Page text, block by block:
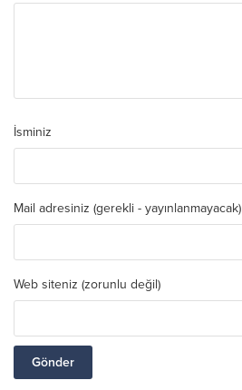
İsminiz
Mail adresiniz (gerekli - yayınlanmayacak)
Web siteniz (zorunlu değil)